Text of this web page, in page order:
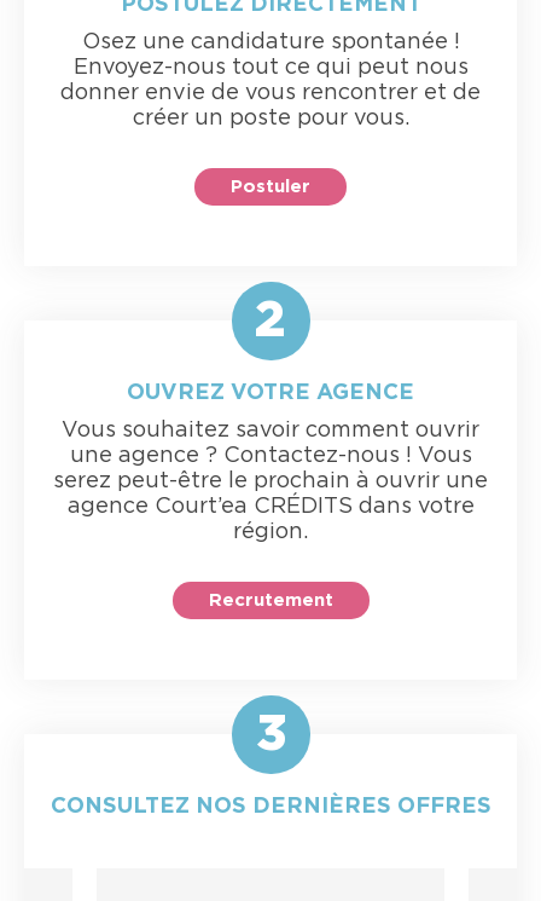
POSTULEZ DIRECTEMENT
Osez une candidature spontanée !
Envoyez-nous tout ce qui peut nous
donner envie de vous rencontrer et de
créer un poste pour vous.
Postuler
2
OUVREZ VOTRE AGENCE
Vous souhaitez savoir comment ouvrir
une agence ? Contactez-nous ! Vous
serez peut-être le prochain à ouvrir une
agence Court’ea CRÉDITS dans votre
région.
Recrutement
3
CONSULTEZ NOS DERNIÈRES OFFRES